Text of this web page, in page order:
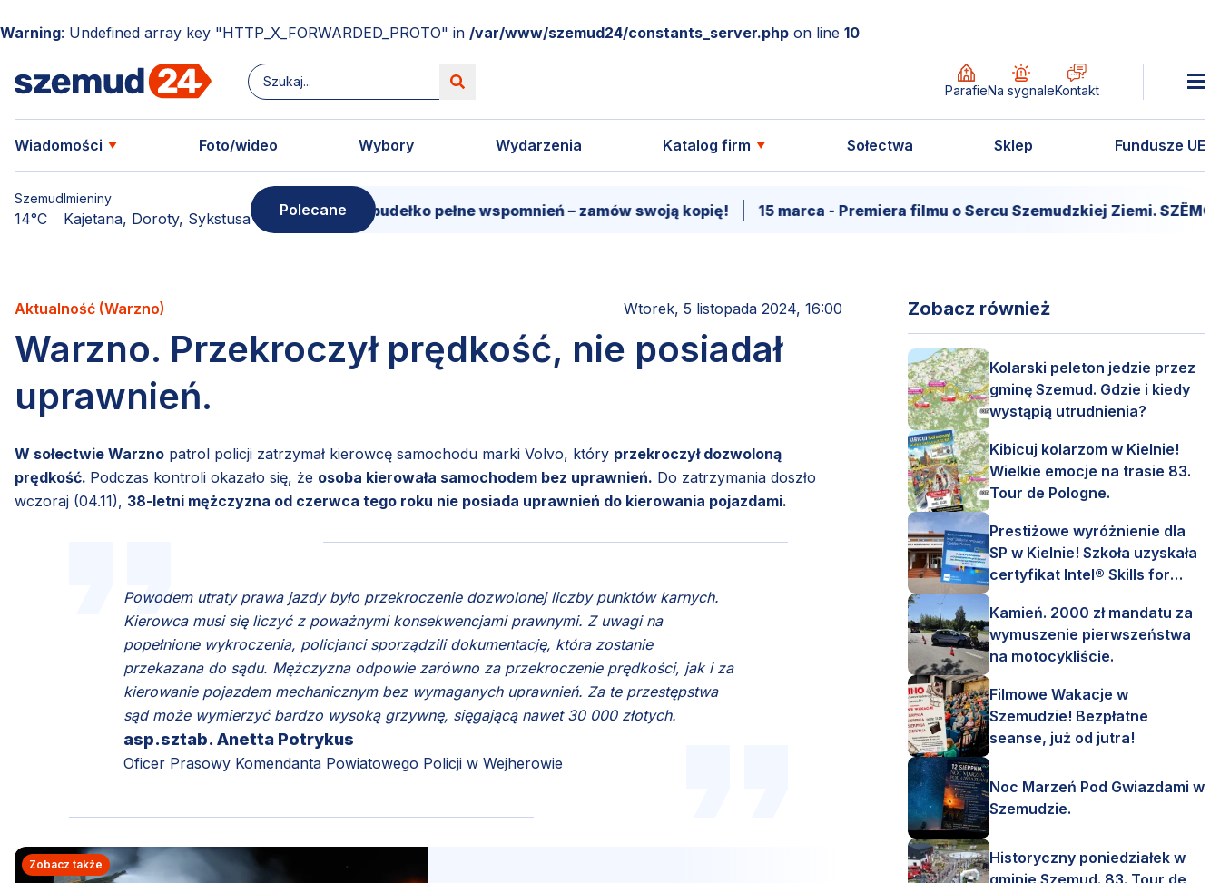
Warning: Undefined array key "HTTP_X_FORWARDED_PROTO" in /var/www/szemud24/constants_server.php on line 10
ParafieNa sygnaleKontakt
Wiadomości Foto/wideo Wybory Wydarzenia Katalog firm Sołectwa Sklep Fundusze UE
Szemud
14°C
Imieniny
Kajetana, Doroty, Sykstusa Polecane
Donimierz i Szemud. Filmowe pudełko pełne wspomnień – zamów swoją kopię! 15 marca - Premiera filmu o Sercu Szemudzkiej Ziemi. SZËMÔŁD –
Aktualność (Warzno) Wtorek, 5 listopada 2024, 16:00
Warzno. Przekroczył prędkość, nie posiadał
uprawnień.
W sołectwie Warzno patrol policji zatrzymał kierowcę samochodu marki Volvo, który przekroczył dozwoloną
prędkość. Podczas kontroli okazało się, że osoba kierowała samochodem bez uprawnień. Do zatrzymania doszło
wczoraj (04.11), 38-letni mężczyzna od czerwca tego roku nie posiada uprawnień do kierowania pojazdami.
Powodem utraty prawa jazdy było przekroczenie dozwolonej liczby punktów karnych.
Kierowca musi się liczyć z poważnymi konsekwencjami prawnymi. Z uwagi na
popełnione wykroczenia, policjanci sporządzili dokumentację, która zostanie
przekazana do sądu. Mężczyzna odpowie zarówno za przekroczenie prędkości, jak i za
kierowanie pojazdem mechanicznym bez wymaganych uprawnień. Za te przestępstwa
sąd może wymierzyć bardzo wysoką grzywnę, sięgającą nawet 30 000 złotych.
asp.sztab. Anetta Potrykus
Oficer Prasowy Komendanta Powiatowego Policji w Wejherowie
Zobacz także
Zobacz również
Kolarski peleton jedzie przez
gminę Szemud. Gdzie i kiedy
wystąpią utrudnienia?
Kibicuj kolarzom w Kielnie!
Wielkie emocje na trasie 83.
Tour de Pologne.
Prestiżowe wyróżnienie dla
SP w Kielnie! Szkoła uzyskała
certyfikat Intel® Skills for
Kamień. 2000 zł mandatu za
wymuszenie pierwszeństwa
na motocykliście.
Filmowe Wakacje w
Szemudzie! Bezpłatne
seanse, już od jutra!
Noc Marzeń Pod Gwiazdami w
Szemudzie.
Historyczny poniedziałek w
gminie Szemud. 83. Tour de